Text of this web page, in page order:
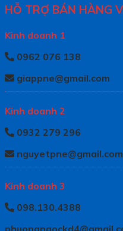
HỖ TRỢ BÁN HÀNG
Kinh doanh 1
0962 076 138
giappne@gmail.com
Kinh doanh 2
0932 279 296
nguyetpne@gmail.com
Kinh doanh 3
098.130.4388